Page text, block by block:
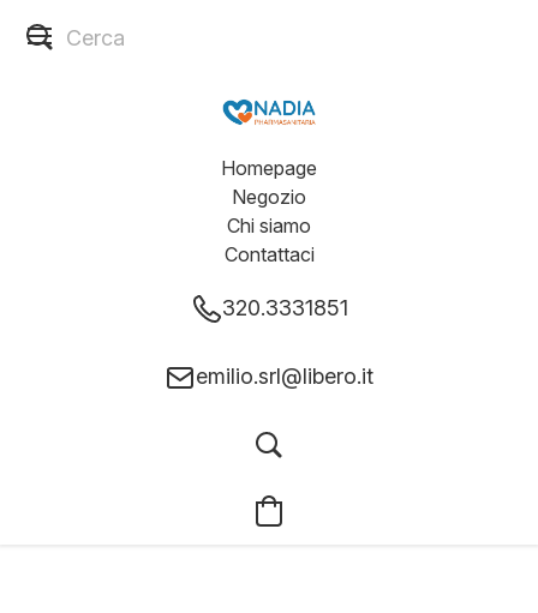
Homepage
Negozio
Chi siamo
Contattaci
320.3331851
emilio.srl@libero.it